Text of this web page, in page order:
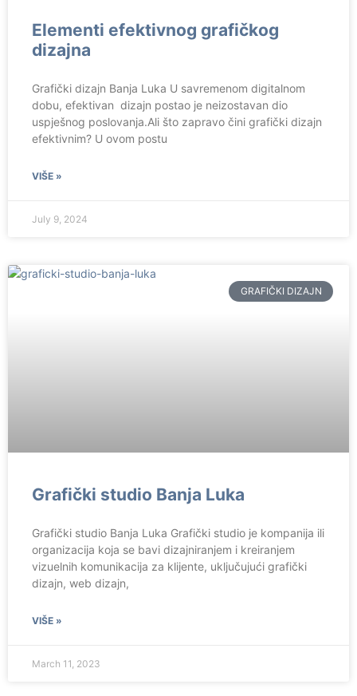
Elementi efektivnog grafičkog
dizajna
Grafički dizajn Banja Luka U savremenom digitalnom
dobu, efektivan dizajn postao je neizostavan dio
uspješnog poslovanja.Ali što zapravo čini grafički dizajn
efektivnim? U ovom postu
VIŠE »
July 9, 2024
GRAFIČKI DIZAJN
Grafički studio Banja Luka
Grafički studio Banja Luka Grafički studio je kompanija ili
organizacija koja se bavi dizajniranjem i kreiranjem
vizuelnih komunikacija za klijente, uključujući grafički
dizajn, web dizajn,
VIŠE »
March 11, 2023